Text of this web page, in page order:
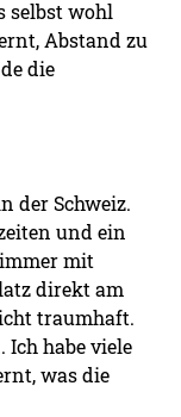
selbst wohl
Abstand zu
die
der Schweiz.
und ein
mit
direkt am
traumhaft.
habe viele
was die